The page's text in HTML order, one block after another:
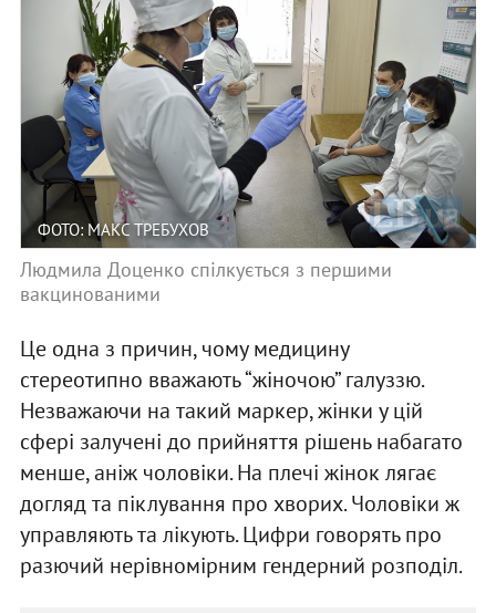
ФОТО: МАКС ТРЕБУХОВ
Людмила Доценко спілкується з першими
вакцинованими
Це одна з причин, чому медицину
стереотипно вважають “жіночою” галуззю.
Незважаючи на такий маркер, жінки у цій
сфері залучені до прийняття рішень набагато
менше, аніж чоловіки. На плечі жінок лягає
догляд та піклування про хворих. Чоловіки ж
управляють та лікують. Цифри говорять про
разючий нерівномірним гендерний розподіл.